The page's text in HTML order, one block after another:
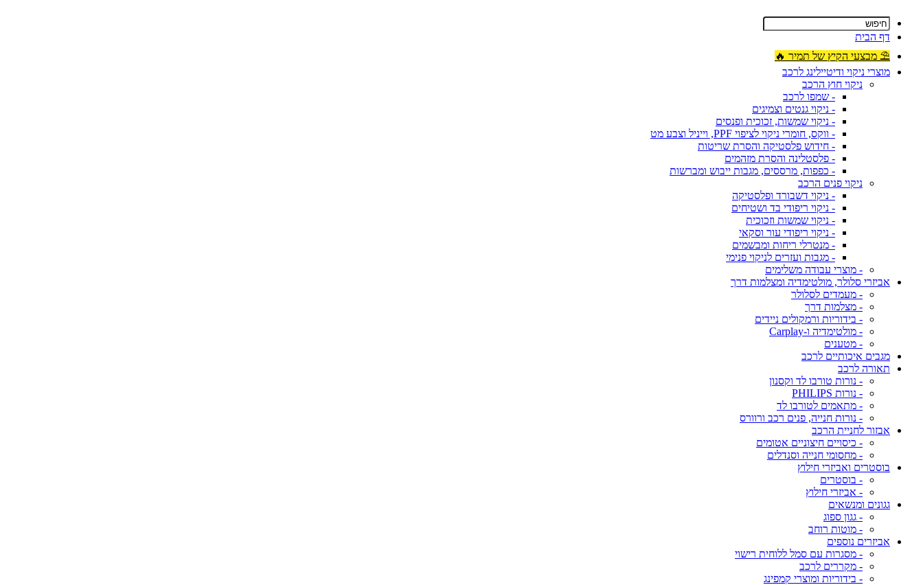
דף הבית
⛱ מבצעי הקיץ של תמיר 🔥
מוצרי ניקוי ודיטיילינג לרכב
ניקוי חוץ הרכב
- שמפו לרכב
- ניקוי גנטים וצמיגים
- ניקוי שמשות, זכוכית ופנסים
- ווקס, חומרי ניקוי לציפוי PPF, וייניל וצבע מט
- חידוש פלסטיקה והסרת שריטות
- פלסטלינה והסרת מזהמים
- כפפות, מרססים, מגבות ייבוש ומברשות
ניקוי פנים הרכב
- ניקוי דשבורד ופלסטיקה
- ניקוי ריפודי בד ושטיחים
- ניקוי שמשות וזכוכית
- ניקוי ריפודי עור וסקאי
- מנטרלי ריחות ומבשמים
- מגבות ועזרים לניקוי פנימי
- מוצרי עבודה משלימים
אביזרי סלולר, מולטימדיה ומצלמות דרך
- מעמדים לסלולר
- מצלמות דרך
- בידוריות ורמקולים ניידים
- מולטימדיה ו-Carplay
- מטענים
מגבים איכותיים לרכב
תאורה לרכב
- נורות טורבו לד וקסנון
- נורות PHILIPS
- מתאמים לטורבו לד
- נורות חנייה, פנים רכב ורוורס
אבזור לחניית הרכב
- כיסויים חיצוניים אטומים
- מחסומי חנייה וסנדלים
בוסטרים ואביזרי חילוץ
- בוסטרים
- אביזרי חילוץ
גגונים ומנשאים
- גגון ספוג
- מוטות רוחב
אביזרים נוספים
- מסגרות עם סמל ללוחית רישוי
- מקררים לרכב
- בידוריות ומוצרי קמפינג